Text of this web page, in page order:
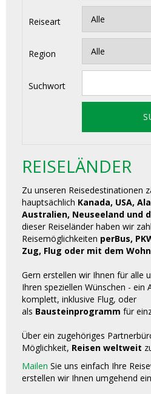
Reiseart
Region
Suchwort
REISELÄNDER
Zu unseren Reisedestinationen
hauptsächlich Kanada, USA,
Australien, Neuseeland und
dieser Reiseländer haben wir
Reisemöglichkeiten perBus,
Zug, Flug oder mit dem
Gern erstellen wir Ihnen für alle
Ihren speziellen Wünschen - ein
komplett, inklusive Flug, oder
als Bausteinprogramm für
Über ein zugehöriges
Möglichkeit, Reisen weltweit
Mailen Sie uns einfach Ihre
erstellen wir Ihnen umgehend